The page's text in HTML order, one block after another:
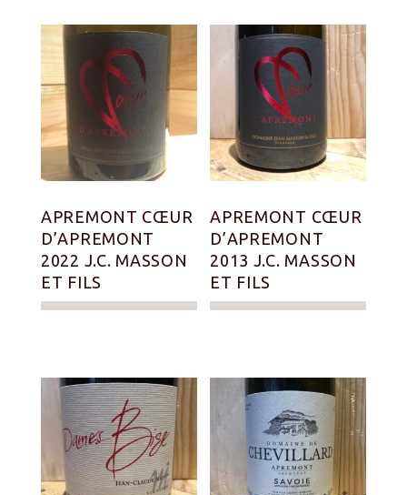
APREMONT CŒUR
D’APREMONT
2022 J.C. MASSON
ET FILS
APREMONT CŒUR
D’APREMONT
2013 J.C. MASSON
ET FILS